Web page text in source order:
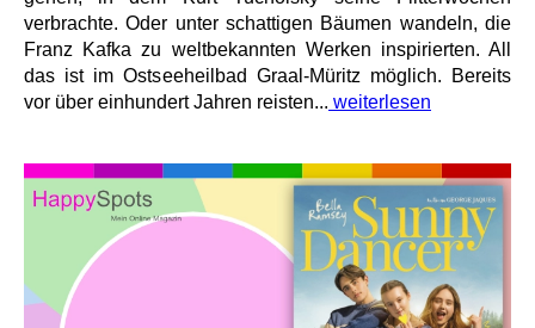
verbrachte. Oder unter schattigen Bäumen wandeln, die
Franz Kafka zu weltbekannten Werken inspirierten. All
das ist im Ostseeheilbad Graal-Müritz möglich. Bereits
vor über einhundert Jahren reisten... weiterlesen